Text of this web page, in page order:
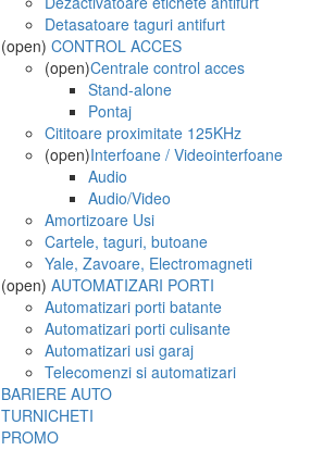
Detasatoare taguri antifurt
(open) CONTROL ACCES
(open)Centrale control acces
Stand-alone
Pontaj
Cititoare proximitate 125KHz
(open)Interfoane / Videointerfoane
Audio
Audio/Video
Amortizoare Usi
Cartele, taguri, butoane
Yale, Zavoare, Electromagneti
(open) AUTOMATIZARI PORTI
Automatizari porti batante
Automatizari porti culisante
Automatizari usi garaj
Telecomenzi si automatizari
BARIERE AUTO
TURNICHETI
PROMO